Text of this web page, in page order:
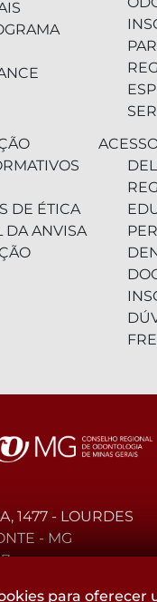
DE ÉTICA
DA ANVISA
1477 - LOURDES
- MG
para oferecer